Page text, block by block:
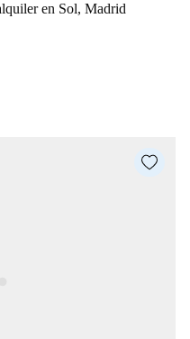
en Sol, Madrid